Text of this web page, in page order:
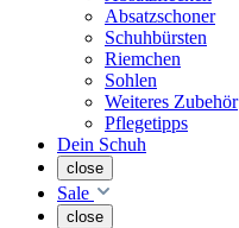
Absatzschoner
Schuhbürsten
Riemchen
Sohlen
Weiteres Zubehör
Pflegetipps
Dein Schuh
close
Sale
close